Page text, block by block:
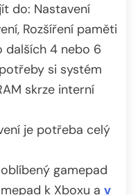
do: Nastavení
Rozšíření paměti
dalších 4 nebo 6
si systém
skrze interní
je potřeba celý
gamepad
k Xboxu a v